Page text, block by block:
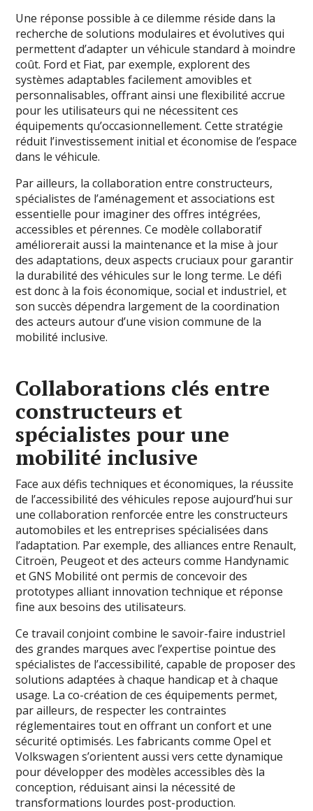
Une réponse possible à ce dilemme réside dans la
recherche de solutions modulaires et évolutives qui
permettent d’adapter un véhicule standard à moindre
coût. Ford et Fiat, par exemple, explorent des
systèmes adaptables facilement amovibles et
personnalisables, offrant ainsi une flexibilité accrue
pour les utilisateurs qui ne nécessitent ces
équipements qu’occasionnellement. Cette stratégie
réduit l’investissement initial et économise de l’espace
dans le véhicule.
Par ailleurs, la collaboration entre constructeurs,
spécialistes de l’aménagement et associations est
essentielle pour imaginer des offres intégrées,
accessibles et pérennes. Ce modèle collaboratif
améliorerait aussi la maintenance et la mise à jour
des adaptations, deux aspects cruciaux pour garantir
la durabilité des véhicules sur le long terme. Le défi
est donc à la fois économique, social et industriel, et
son succès dépendra largement de la coordination
des acteurs autour d’une vision commune de la
mobilité inclusive.
Collaborations clés entre
constructeurs et
spécialistes pour une
mobilité inclusive
Face aux défis techniques et économiques, la réussite
de l’accessibilité des véhicules repose aujourd’hui sur
une collaboration renforcée entre les constructeurs
automobiles et les entreprises spécialisées dans
l’adaptation. Par exemple, des alliances entre Renault,
Citroën, Peugeot et des acteurs comme Handynamic
et GNS Mobilité ont permis de concevoir des
prototypes alliant innovation technique et réponse
fine aux besoins des utilisateurs.
Ce travail conjoint combine le savoir-faire industriel
des grandes marques avec l’expertise pointue des
spécialistes de l’accessibilité, capable de proposer des
solutions adaptées à chaque handicap et à chaque
usage. La co-création de ces équipements permet,
par ailleurs, de respecter les contraintes
réglementaires tout en offrant un confort et une
sécurité optimisés. Les fabricants comme Opel et
Volkswagen s’orientent aussi vers cette dynamique
pour développer des modèles accessibles dès la
conception, réduisant ainsi la nécessité de
transformations lourdes post-production.